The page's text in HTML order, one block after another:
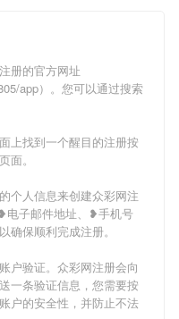
册的官方网址
app）。您可以通过搜索
上找到一个醒目的注册按
面。
个人信息来创建众彩网注
电子邮件地址、❥手机号
确保顺利完成注册。
户验证。众彩网注册会向
一条验证信息，您需要按
户的安全性，并防止不法